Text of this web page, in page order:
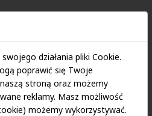
PRZEDSIĘBIORCZOŚĆ
działania pliki Cookie.
poprawić się Twoje
stroną oraz możemy
reklamy. Masz możliwość
możemy wykorzystywać.